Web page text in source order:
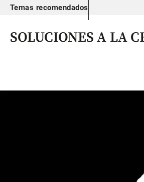
Temas recomendados
SOLUCIONES A LA